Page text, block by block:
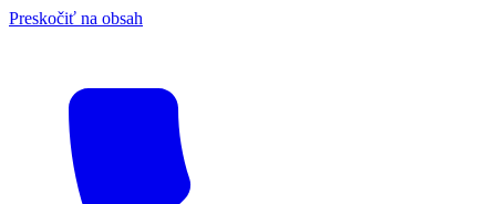
Preskočiť na obsah